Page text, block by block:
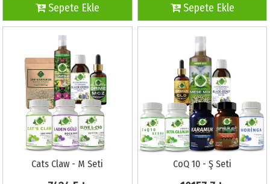
Sepete Ekle Sepete Ekle
Cats Claw - M Seti CoQ 10 - Ş Seti